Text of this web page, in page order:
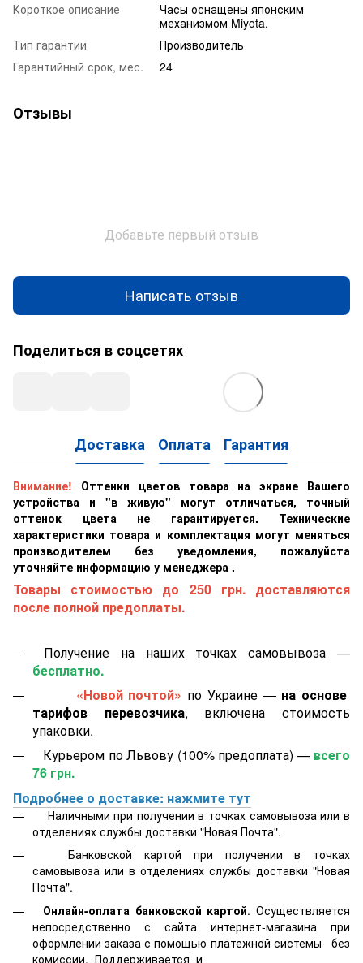
Короткое описание
Часы оснащены японским
механизмом Miyota.
Тип гарантии
Производитель
Гарантийный срок, мес.
24
Отзывы
Добавьте первый отзыв
Написать отзыв
Поделиться в соцсетях
Доставка Оплата Гарантия
Внимание!
Оттенки цветов товара на экране Вашего
устройства и "в живую" могут отличаться, точный
оттенок цвета не гарантируется. Технические
характеристики товара и комплектация могут меняться
производителем без уведомления, пожалуйста
уточняйте информацию у менеджера .
Товары стоимостью до 250 грн. доставляются
после полной предоплаты.
Получение на наших точках самовывоза —
бесплатно.
«Новой почтой» по Украине — на основе
тарифов перевозчика, включена стоимость
упаковки.
Курьером по Львову (100% предоплата) — всего
76 грн.
Подробнее о доставке: нажмите тут
Наличными при получении в точках самовывоза или в
отделениях службы доставки "Новая Почта".
Банковской картой при получении в точках
самовывоза или в отделениях службы доставки "Новая
Почта".
Онлайн-оплата банковской картой. Осуществляется
непосредственно с сайта интернет-магазина при
оформлении заказа с помощью платежной системы
без
комиссии. Поддерживается и